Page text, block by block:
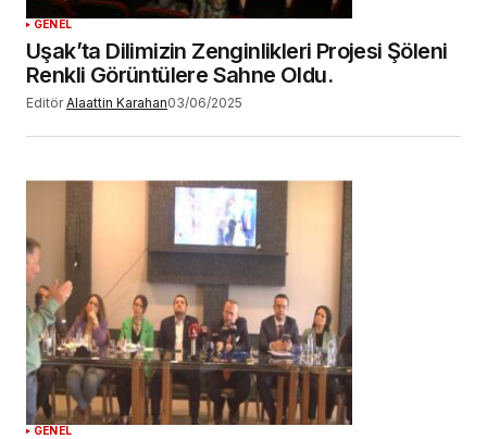
GENEL
Uşak’ta Dilimizin Zenginlikleri Projesi Şöleni
Renkli Görüntülere Sahne Oldu.
Editör Alaattin Karahan03/06/2025
GENEL